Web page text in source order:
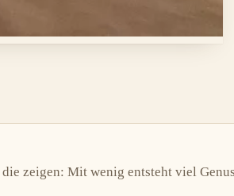
zeigen: Mit wenig entsteht viel